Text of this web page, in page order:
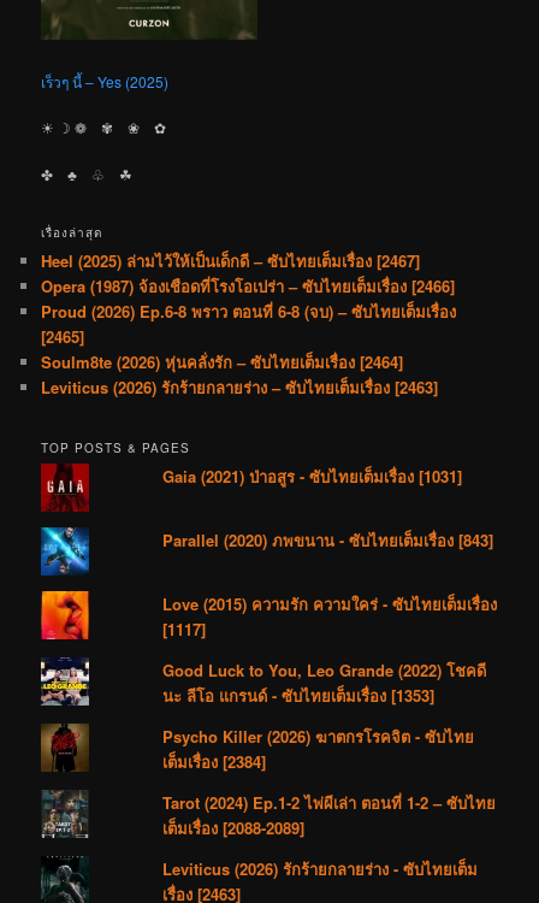
เร็วๆ นี้ – Yes (2025)
☀︎ ☽ ❁ ✾ ❀ ✿
✤ ♣︎ ♧ ☘︎
เรื่องล่าสุด
Heel (2025) ล่ามไว้ให้เป็นเด็กดี – ซับไทยเต็มเรื่อง [2467]
Opera (1987) จ้องเชือดที่โรงโอเปร่า – ซับไทยเต็มเรื่อง [2466]
Proud (2026) Ep.6-8 พราว ตอนที่ 6-8 (จบ) – ซับไทยเต็มเรื่อง
[2465]
Soulm8te (2026) หุ่นคลั่งรัก – ซับไทยเต็มเรื่อง [2464]
Leviticus (2026) รักร้ายกลายร่าง – ซับไทยเต็มเรื่อง [2463]
TOP POSTS & PAGES
Gaia (2021) ป่าอสูร - ซับไทยเต็มเรื่อง [1031]
Parallel (2020) ภพขนาน - ซับไทยเต็มเรื่อง [843]
Love (2015) ความรัก ความใคร่ - ซับไทยเต็มเรื่อง
[1117]
Good Luck to You, Leo Grande (2022) โชคดี
นะ ลีโอ แกรนด์ - ซับไทยเต็มเรื่อง [1353]
Psycho Killer (2026) ฆาตกรโรคจิต - ซับไทย
เต็มเรื่อง [2384]
Tarot (2024) Ep.1-2 ไพ่ผีเล่า ตอนที่ 1-2 – ซับไทย
เต็มเรื่อง [2088-2089]
Leviticus (2026) รักร้ายกลายร่าง - ซับไทยเต็ม
เรื่อง [2463]